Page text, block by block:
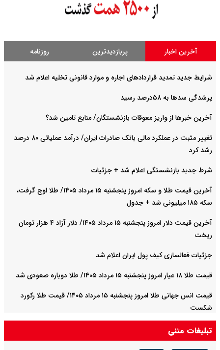
آخرین اخبار پربازدیدترین روزنامه
شرایط جدید تمدید قراردادهای اجاره و موارد قانونی تخلیه اعلام شد
پرشدگی سدها به ۵۸درصد رسید
آخرین خبرها از واریز معوقات بازنشستگان/ منابع تامین شد؟
تغییر مثبت در عملکرد مالی بانک صادرات ایران/ درآمد عملیاتی ۸۰ درصد
رشد کرد
شرط جدید بازنشستگی اعلام شد + جزئیات
آخرین قیمت طلا و سکه امروز پنجشنبه ۱۵ مرداد ۱۴۰۵/ طلا اوج گرفت،
سکه ۱۸۵ میلیونی شد + جدول
آخرین قیمت دلار امروز پنجشنبه ۱۵ مرداد ۱۴۰۵/ دلار آزاد ۴ هزار تومان
ریخت
جزئیات فعالسازی کیف پول ایران اعلام شد
قیمت طلا ۱۸ عیار امروز پنجشنبه ۱۵ مرداد ۱۴۰۵/ طلا دوباره صعودی شد
قیمت انس جهانی طلا امروز پنجشنبه ۱۵ مرداد ۱۴۰۵/ قیمت طلا رکورد
شکست
تبلیغات متنی